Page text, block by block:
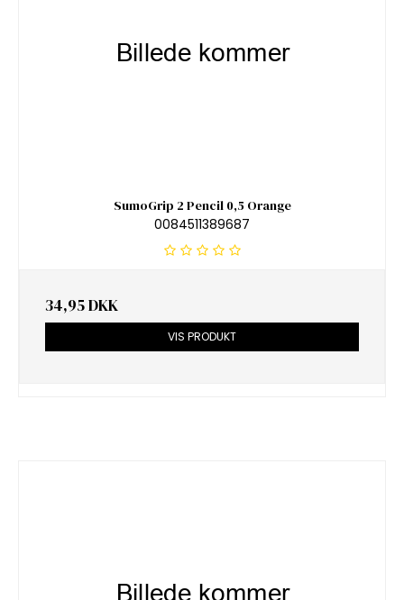
SumoGrip 2 Pencil 0,5 Orange
0084511389687
34,95 DKK
VIS PRODUKT